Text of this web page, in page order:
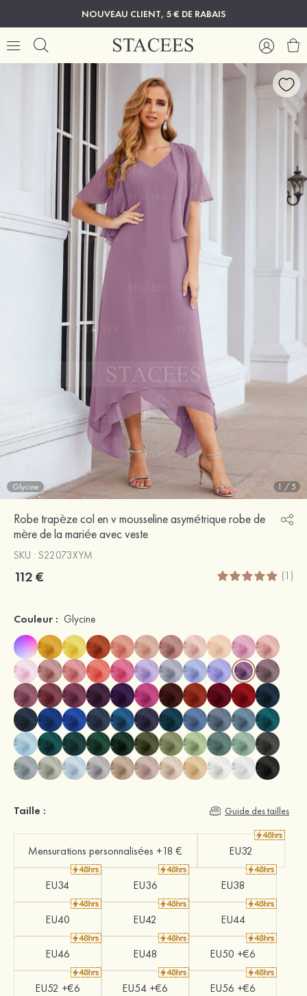
NOUVEAU CLIENT, 5 € DE RABAIS
Glycine 1 /5
Robe trapèze col en v mousseline asymétrique robe de
mère de la mariée avec veste
SKU : S22073XYM
112 € (1)
Couleur : Glycine
Taille : Guide des tailles
Mensurations personnalisées +18 € EU32
EU34 EU36 EU38
EU40 EU42 EU44
EU46 EU48 EU50 +€6
EU52 +€6 EU54 +€6 EU56 +€6